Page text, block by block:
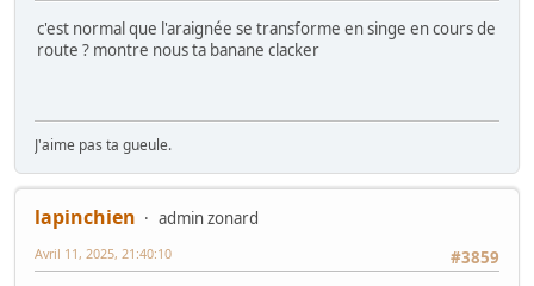
c'est normal que l'araignée se transforme en singe en cours de
route ? montre nous ta banane clacker
J'aime pas ta gueule.
lapinchien
admin zonard
#3859
Avril 11, 2025, 21:40:10